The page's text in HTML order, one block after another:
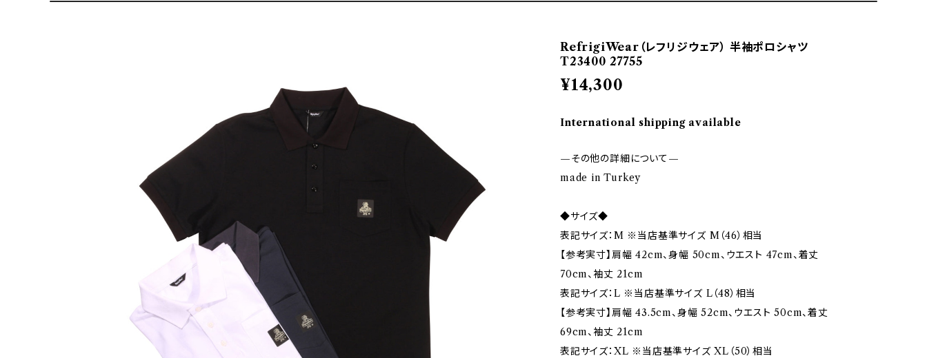
RefrigiWear（レフリジウェア） 半袖ポロシャツ
T23400 27755
¥14,300
International shipping available
—その他の詳細について—
made in Turkey
◆サイズ◆
表記サイズ：M ※当店基準サイズ M（46）相当
【参考実寸】肩幅 42cm、身幅 50cm、ウエスト 47cm、着丈
70cm、袖丈 21cm
表記サイズ：L ※当店基準サイズ L（48）相当
【参考実寸】肩幅 43.5cm、身幅 52cm、ウエスト 50cm、着丈
69cm、袖丈 21cm
表記サイズ：XL ※当店基準サイズ XL（50）相当